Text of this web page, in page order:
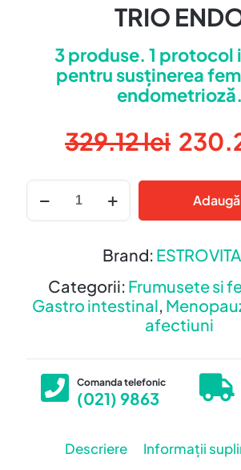
TRIO
3 produse. 1 protocol
pentru susținerea
endometrioză.
329.12lei
a
fost:
Cantitate
TRIO
ENDO
Categorii: Frumusete si
Gastro intestinal,
afectiuni
Brand:
Comanda telefonic
(021) 9863
Descriere Informații